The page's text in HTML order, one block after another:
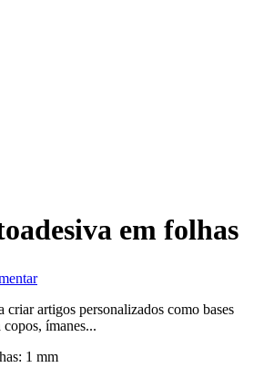
em folhas
criar artigos personalizados como bases
copos, ímanes...
1 mm